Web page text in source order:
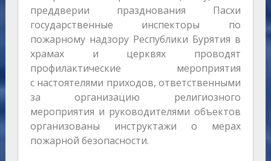
преддверии празднования Пасхи
государственные инспекторы по
пожарному надзору Республики Бурятия в
храмах и церквях проводят
профилактические мероприятия
с настоятелями приходов, ответственными
за организацию религиозного
мероприятия и руководителями объектов
организованы инструктажи о мерах
пожарной безопасности.